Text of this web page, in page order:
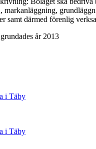
markanläggning,
samt därmed förenlig
år 2013
i Täby
i Täby